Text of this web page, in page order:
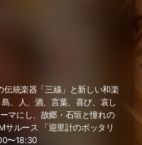
統楽器「三線」と新しい和楽
、人、酒、言葉、喜び、哀し
マにし、故郷・石垣と憧れの
サルース 「迎里計のボッタリ
〜18:30